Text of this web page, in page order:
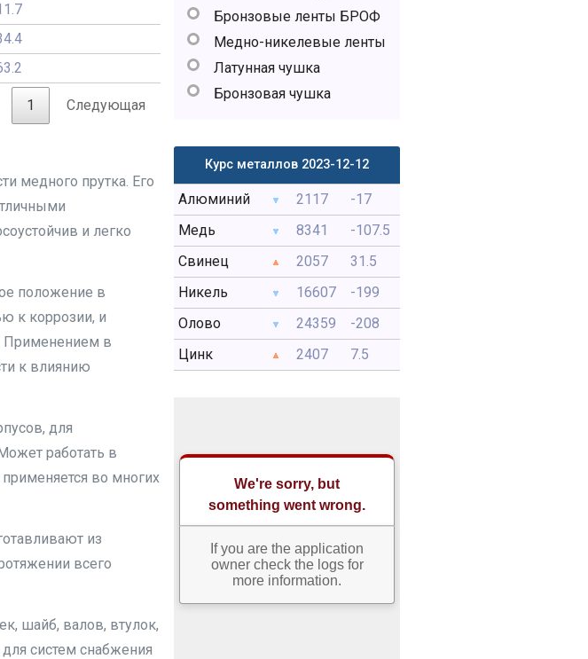
1 Следующая
медного прутка. Его
и легко
положение в
к коррозии, и
Применением в
к влиянию
для
работать в
во многих
из
всего
шайб, валов, втулок,
систем снабжения
Бронзовые ленты БРОФ
Медно-никелевые ленты
Латунная чушка
Бронзовая чушка
Курс металлов 2023-12-12
Алюминий 2117
-17
Медь
8341
-107.5
Свинец
2057
31.5
Никель
16607
-199
Олово
24359
-208
Цинк
2407 7.5